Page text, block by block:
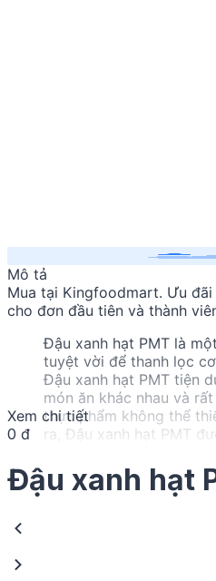
Mô tả
Mua tại Kingfoodmart. Ưu
cho đơn đầu tiên và thành
Đậu xanh hạt PMT là
tuyệt vời để thanh lọc
Đậu xanh hạt PMT tiện
món ăn khác nhau và
thực phẩm không thể
ra, Đậu xanh hạt PMT
thực phẩm, an toàn
Nguồn gốc
Xem chi tiết
0 đ
Đậu xanh hạt